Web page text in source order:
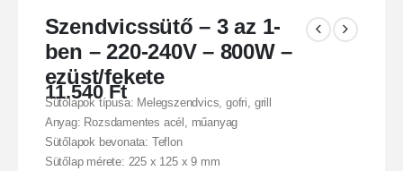
Szendvicssütő – 3 az 1-
ben – 220-240V – 800W –
ezüst/fekete
11.540Ft
Sütőlapok típusa: Melegszendvics, gofri, grill
Anyag: Rozsdamentes acél, műanyag
Sütőlapok bevonata: Teflon
Sütőlap mérete: 225 x 125 x 9 mm